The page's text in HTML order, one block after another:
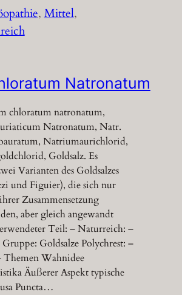
, Mittel
Natronatum
chloratum natronatum,
Natronatum, Natr.
Natriumaurichlorid,
Goldsalz. Es
Varianten des Goldsalzes
und Figuier), die sich nur
Zusammensetzung
aber gleich angewandt
Teil: – Naturreich: –
Goldsalze Polychrest: –
Themen Wahnidee
Äußerer Aspekt typische
Puncta…